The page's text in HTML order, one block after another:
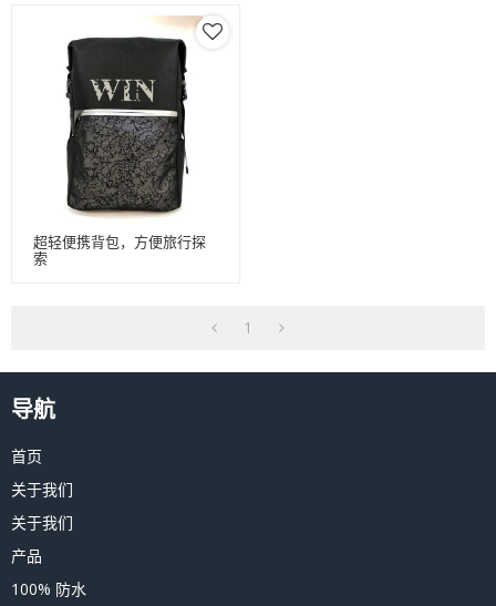
超轻便携背包，方便旅行探
索
1
导航
首页
关于我们
关于我们
产品
100% 防水